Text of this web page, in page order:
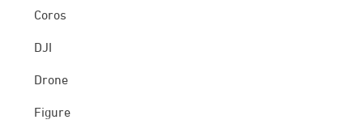
Coros
DJI
Drone
Figure